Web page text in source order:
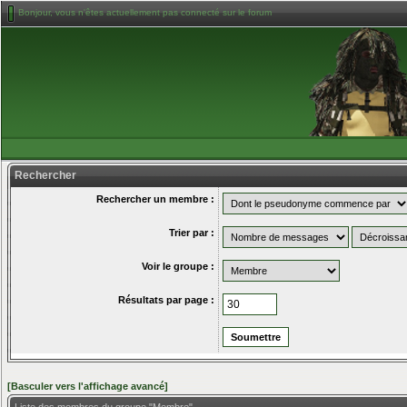
Bonjour, vous n'êtes actuellement pas connecté sur le forum
Rechercher
Rechercher un membre :
Trier par :
Voir le groupe :
Résultats par page :
[Basculer vers l'affichage avancé]